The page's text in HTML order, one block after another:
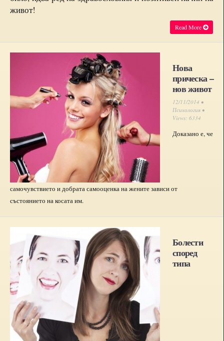
живот!
Read More
Нова
прическа –
нов живот
12/11/2014 •
Психология •
Views: 6334
Доказано е, че
самочувствието и добрата самооценка на жените зависи от
състоянието на косата им.
Болести
според
типа